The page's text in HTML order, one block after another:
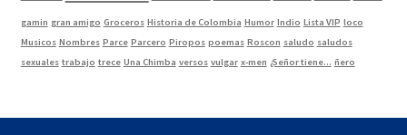
gamin gran amigo Groceros Historia de Colombia Humor Indio Lista VIP loco
Musicos Nombres Parce Parcero Piropos poemas Roscon saludo saludos
sexuales trabajo trece Una Chimba versos vulgar x-men ¿Señor tiene... ñero